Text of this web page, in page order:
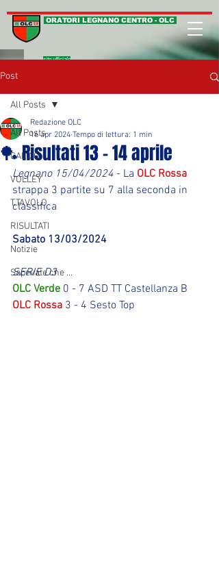
ORATORI LEGNANO CENTRO - OLC
sito ufficiale
Post
All Posts
CALCIO
VOLLEY
T.TAVOLO
RISULTATI
Notizie
Sapevate che ...
All Posts
🏓 Risultati 13 - 14 aprile
Redazione OLC
16 apr 2024 Tempo di lettura: 1 min
Legnano 15/04/2024 - La OLC Rossa
strappa 3 partite su 7 alla seconda in
classifica
Sabato 13/03/2024
SERIE D3
OLC Verde 0 - 7 ASD TT Castellanza B
OLC Rossa 3 - 4 Sesto Top